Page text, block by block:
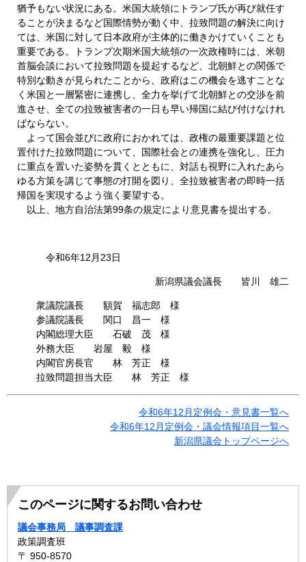
猶予もない状況にある。米国大統領にトランプ氏が再び就任す
ることが決まるなど国際情勢が動く中、拉致問題の解決に向け
ては、米国に対して日本政府が主体的に働きかけていくことも
重要である。トランプ次期米国大統領の一次政権時には、米朝
首脳会談において拉致問題を提起するなど、北朝鮮との関係で
特別な動きが見られたことから、政府はこの機会を逃すことな
く米国と一層緊密に連携し、全力を挙げて北朝鮮との交渉を前
進させ、全ての拉致被害者の一日も早い帰国に結び付けなけれ
ばならない。
よって国会並びに政府におかれては、政権の最重要課題と位
置付けた拉致問題について、国際社会との連携を強化し、圧力
に重点を置いた姿勢を貫くとともに、対話も視野に入れたあら
ゆる方策を講じて事態の打開を図り、全拉致被害者の即時一括
帰国を実現するよう強く要望する。
以上、地方自治法第99条の規定により意見書を提出する。
令和6年12月23日
新潟県議会議長 皆川 雄二
衆議院議長 額賀 福志郎 様
参議院議長 関口 昌一 様
内閣総理大臣 石破 茂 様
外務大臣 岩屋 毅 様
内閣官房長官 林 芳正 様
拉致問題担当大臣 林 芳正 様
令和6年12月定例会・意見書一覧へ
令和6年12月定例会・議会情報項目一覧へ
新潟県議会トップページへ
このページに関するお問い合わせ
議会事務局 議事調査課
政策調査班
〒 950-8570